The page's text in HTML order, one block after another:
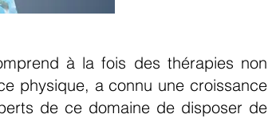
à la fois des thérapies non
physique, a connu une croissance
de ce domaine de disposer de